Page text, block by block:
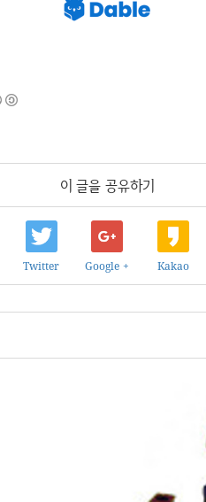
이 글을 공유하기
Twitter Google + Kakao